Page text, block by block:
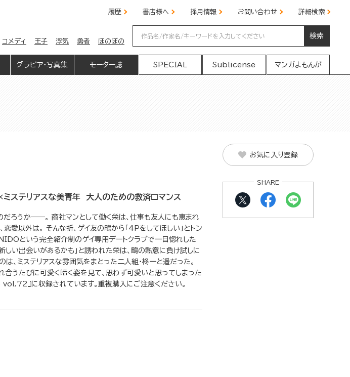
履歴 書店様へ 採用情報 お問い合わせ 詳細検索
コメディ 王子 浮気 勇者 ほのぼの
検索
グラビア・写真集 モーター誌 SPECIAL Sublicense マンガよもんが
ミステリアスな美青年 大人のための救済ロマンス
だろうか――。 商社マンとして働く栄は、仕事も友人にも恵まれ
愛以外は。 そんな折、ゲイ友の鴫から「4Pをしてほしい」とトン
という完全紹介制のゲイ専用デートクラブで一目惚れした
しい出会いがあるかも」と誘われた栄は、鴫の熱意に負け試しに
、ミステリアスな雰囲気をまとった二人組・柊一と遥だった。
合うたびに可愛く啼く姿を見て、思わず可愛いと思ってしまった
』に収録されています。重複購入にご注意ください。
お気に入り登録
SHARE